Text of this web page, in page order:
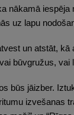
nākamā
uz lapu
un atstāt,
būvgružus,
būs jāizber.
izvešanas